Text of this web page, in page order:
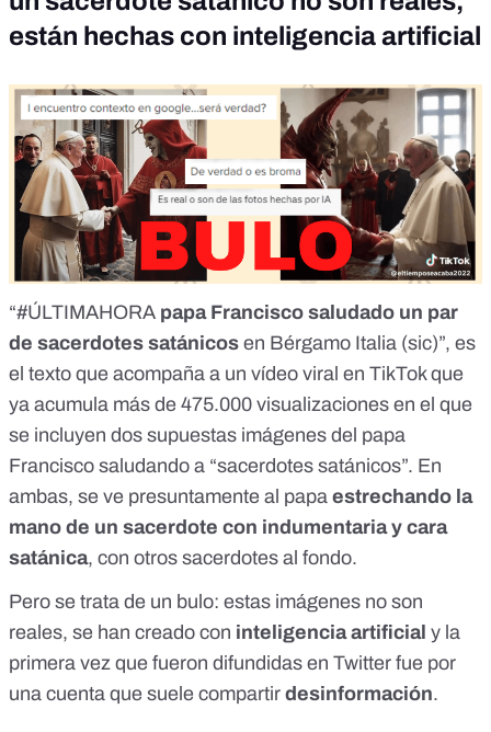
están hechas con inteligencia artificial
“#ÚLTIMAHORA papa Francisco saludado un par
de sacerdotes satánicos en Bérgamo Italia (sic)”, es
el texto que acompaña a un vídeo viral en TikTok que
ya acumula más de 475.000 visualizaciones en el que
se incluyen dos supuestas imágenes del papa
Francisco saludando a “sacerdotes satánicos”. En
ambas, se ve presuntamente al papa estrechando la
mano de un sacerdote con indumentaria y cara
satánica, con otros sacerdotes al fondo.
Pero se trata de un bulo: estas imágenes no son
reales, se han creado con inteligencia artificial y la
primera vez que fueron difundidas en Twitter fue por
una cuenta que suele compartir desinformación.